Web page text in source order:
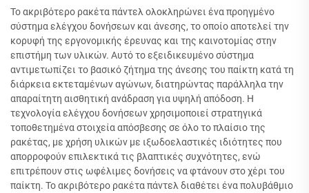
Το ακριβότερο ρακέτα πάντελ ολοκληρώνει ένα προηγμένο
σύστημα ελέγχου δονήσεων και άνεσης, το οποίο αποτελεί την
κορυφή της εργονομικής έρευνας και της καινοτομίας στην
επιστήμη των υλικών. Αυτό το εξειδικευμένο σύστημα
αντιμετωπίζει το βασικό ζήτημα της άνεσης του παίκτη κατά τη
διάρκεια εκτεταμένων αγώνων, διατηρώντας παράλληλα την
απαραίτητη αισθητική ανάδραση για υψηλή απόδοση. Η
τεχνολογία ελέγχου δονήσεων χρησιμοποιεί στρατηγικά
τοποθετημένα στοιχεία απόσβεσης σε όλο το πλαίσιο της
ρακέτας, με χρήση υλικών με ιξωδοελαστικές ιδιότητες που
απορροφούν επιλεκτικά τις βλαπτικές συχνότητες, ενώ
επιτρέπουν στις ωφέλιμες δονήσεις να φτάνουν στο χέρι του
παίκτη. Το ακριβότερο ρακέτα πάντελ διαθέτει ένα πολυβάθμιο